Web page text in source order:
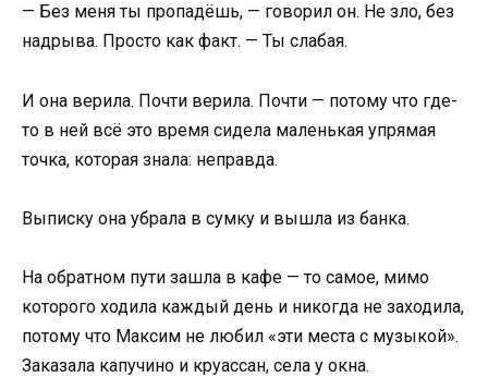
— Без меня ты пропадёшь, — говорил он. Не зло, без
надрыва. Просто как факт. — Ты слабая.
И она верила. Почти верила. Почти — потому что где-
то в ней всё это время сидела маленькая упрямая
точка, которая знала: неправда.
Выписку она убрала в сумку и вышла из банка.
На обратном пути зашла в кафе — то самое, мимо
которого ходила каждый день и никогда не заходила,
потому что Максим не любил «эти места с музыкой».
Заказала капучино и круассан, села у окна.